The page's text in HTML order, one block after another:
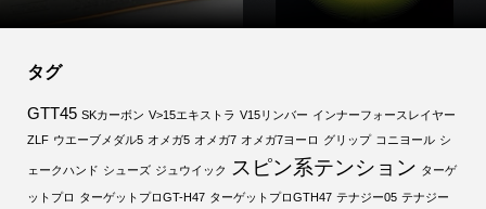
タグ
GTT45 SKカーボン V>15エキストラ V15リンバー インナーフォースレイヤー
ZLF ウエーブメダル5 オメガ5 オメガ7 オメガ7ヨーロ グリップ コニヨール シ
ェークハンド シューズ ジュウイック スピン系テンション ターゲ
ットプロ ターゲットプロGT-H47 ターゲットプロGTH47 テナジー05 テナジー